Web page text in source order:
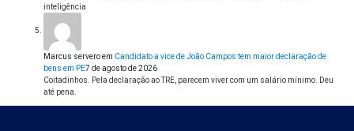
inteligência
Marcus serveroem Candidato a vice de João Campos tem maior declaração de
bens em PE7 de agosto de 2026
Coitadinhos. Pela declaração ao TRE, parecem viver com um salário mínimo. Deu
até pena.